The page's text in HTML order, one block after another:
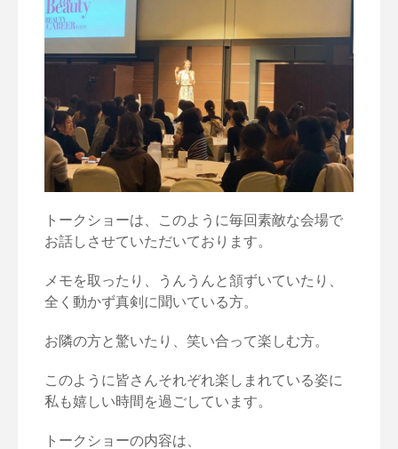
トークショーは、このように毎回素敵な会場で
お話しさせていただいております。
メモを取ったり、うんうんと頷ずいていたり、
全く動かず真剣に聞いている方。
お隣の方と驚いたり、笑い合って楽しむ方。
このように皆さんそれぞれ楽しまれている姿に
私も嬉しい時間を過ごしています。
トークショーの内容は、